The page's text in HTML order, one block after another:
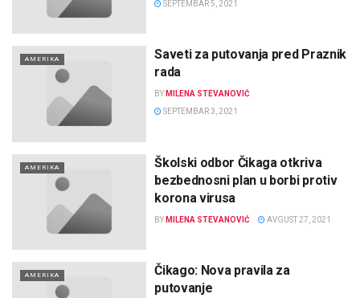
SEPTEMBAR 5, 2021
AMERIKA
Saveti za putovanja pred Praznik
rada
BY MILENA STEVANOVIĆ
SEPTEMBAR 3, 2021
AMERIKA
Školski odbor Čikaga otkriva
bezbednosni plan u borbi protiv
korona virusa
BY MILENA STEVANOVIĆ AVGUST 27, 2021
AMERIKA
Čikago: Nova pravila za
putovanje